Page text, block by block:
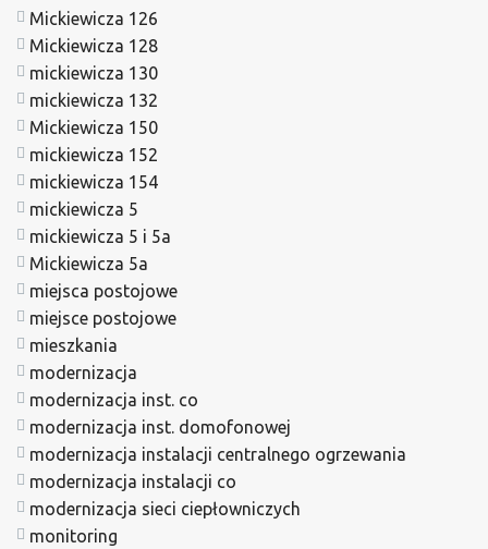
Mickiewicza 126
Mickiewicza 128
mickiewicza 130
mickiewicza 132
Mickiewicza 150
mickiewicza 152
mickiewicza 154
mickiewicza 5
mickiewicza 5 i 5a
Mickiewicza 5a
miejsca postojowe
miejsce postojowe
mieszkania
modernizacja
modernizacja inst. co
modernizacja inst. domofonowej
modernizacja instalacji centralnego ogrzewania
modernizacja instalacji co
modernizacja sieci ciepłowniczych
monitoring